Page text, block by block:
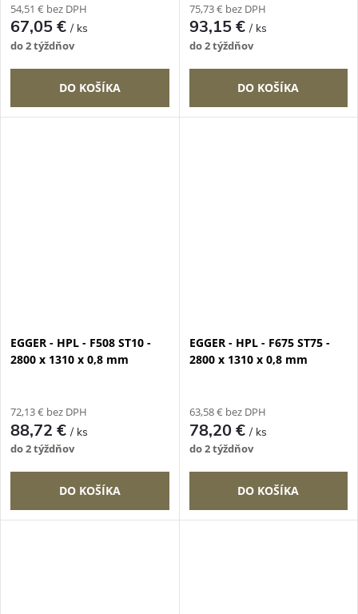
54,51 € bez DPH
67,05 €/ ks
do 2 týždňov
DO KOŠÍKA
75,73 € bez DPH
93,15 €/ ks
do 2 týždňov
DO KOŠÍKA
EGGER - HPL - F508 ST10 -
2800 x 1310 x 0,8 mm
72,13 € bez DPH
88,72 €/ ks
do 2 týždňov
DO KOŠÍKA
EGGER - HPL - F675 ST75 -
2800 x 1310 x 0,8 mm
63,58 € bez DPH
78,20 €/ ks
do 2 týždňov
DO KOŠÍKA